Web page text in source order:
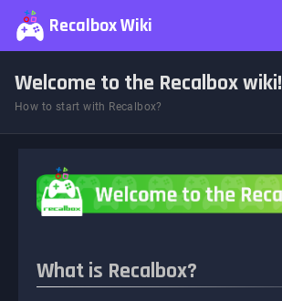
Recalbox Wiki
Welcome to the Recalbox wiki!
How to start with Recalbox?
What is Recalbox?